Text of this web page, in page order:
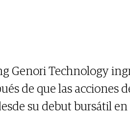
Genori Technology
de que las acciones
su debut bursátil en